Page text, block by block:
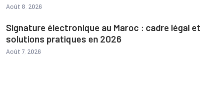
Août 8, 2026
Signature électronique au Maroc : cadre légal et
solutions pratiques en 2026
Août 7, 2026